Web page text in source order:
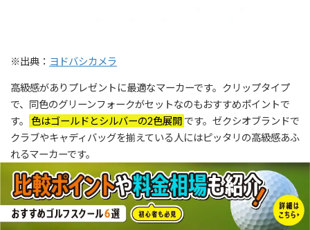
※出典： ヨドバシカメラ
高級感がありプレゼントに最適なマーカーです。クリップタイプ
で、同色のグリーンフォークがセットなのもおすすめポイントで
す。
色はゴールドとシルバーの2色展開 です。ゼクシオブランドで
クラブやキャディバッグを揃えている人にはピッタリの高級感あふ
れるマーカーです。